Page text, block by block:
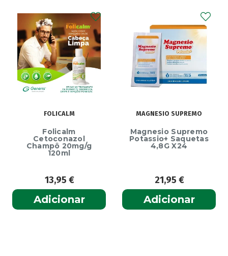
FOLICALM
Folicalm
Cetoconazol
Champô 20mg/g
120ml
13,95€
Adicionar
MAGNESIO SUPREMO
Magnesio Supremo
Potassio+ Saquetas
4,8G X24
21,95€
Adicionar